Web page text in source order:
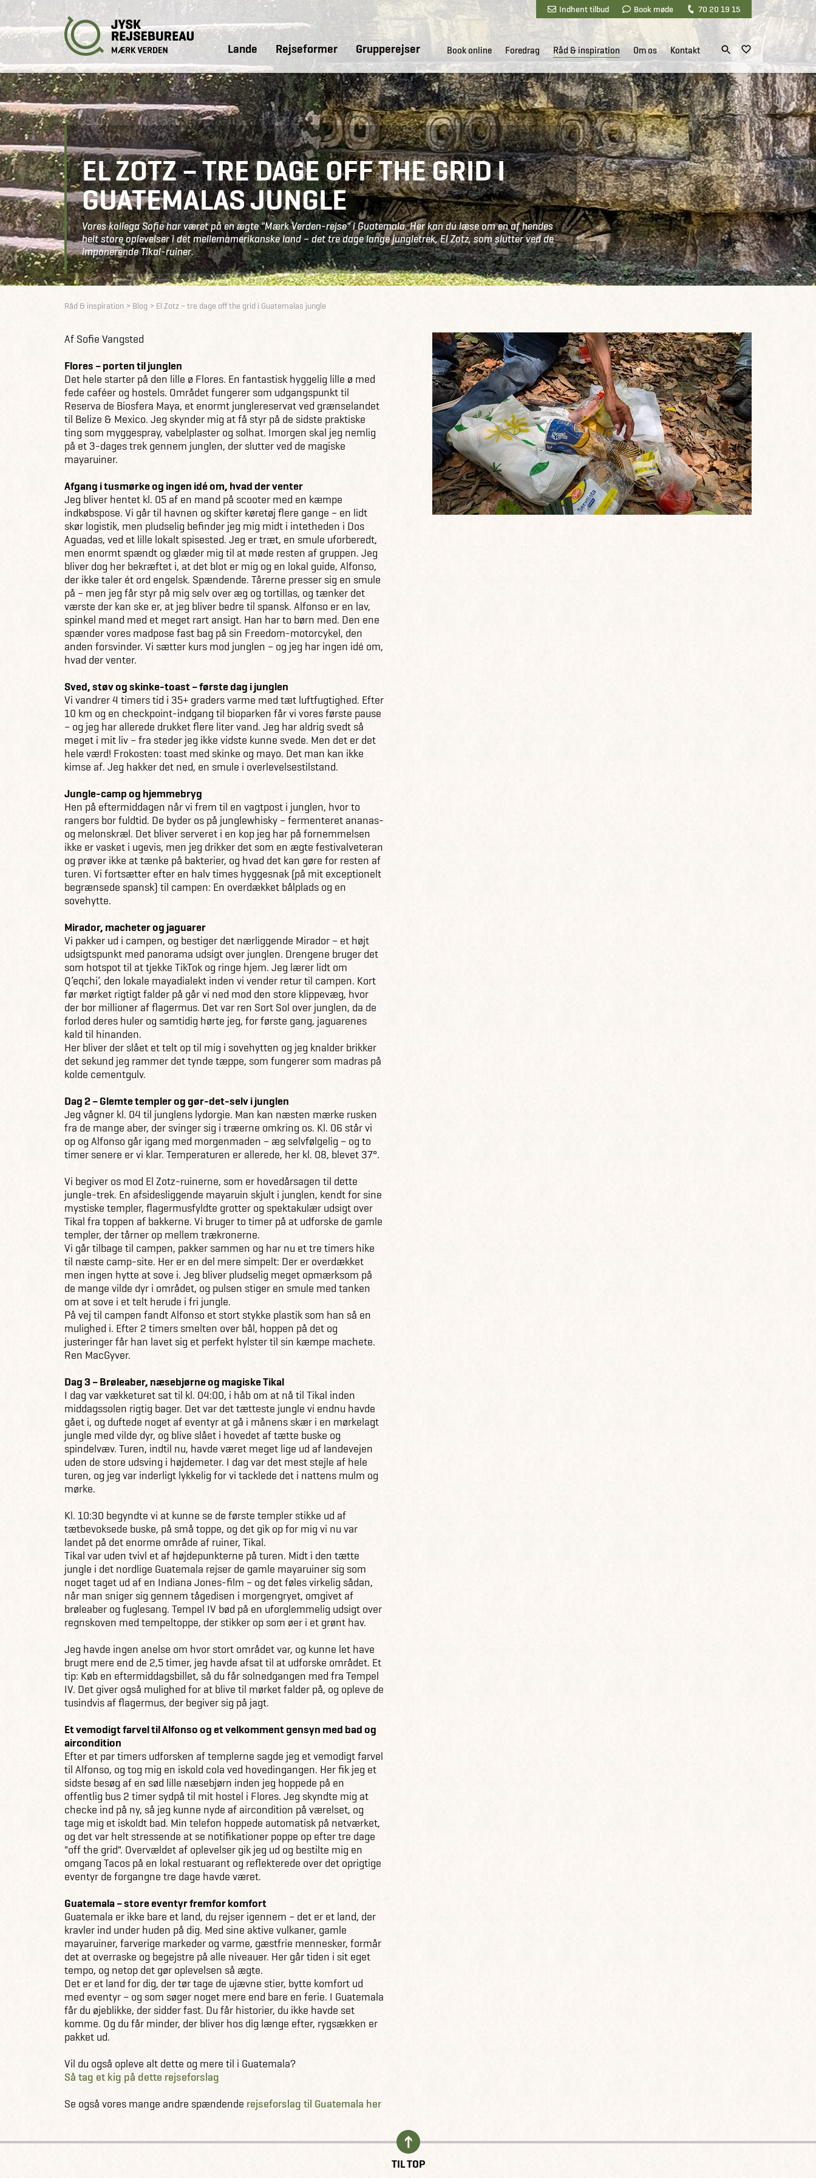
Indhent tilbud Book møde 70 20 19 15
Lande Rejseformer Grupperejser Book online Foredrag Råd & inspiration Om os Kontakt
EL ZOTZ – TRE DAGE OFF THE GRID I
GUATEMALAS JUNGLE
Vores kollega Sofie har været på en ægte "Mærk Verden-rejse" i Guatemala. Her kan du læse om en af hendes
helt store oplevelser i det mellemamerikanske land – det tre dage lange jungletrek, El Zotz, som slutter ved de
imponerende Tikal-ruiner.
Råd & inspiration Blog El Zotz – tre dage off the grid i Guatemalas jungle
Af Sofie Vangsted
Flores – porten til junglen
Det hele starter på den lille ø Flores. En fantastisk hyggelig lille ø med
fede caféer og hostels. Området fungerer som udgangspunkt til
Reserva de Biosfera Maya, et enormt junglereservat ved grænselandet
til Belize & Mexico. Jeg skynder mig at få styr på de sidste praktiske
ting som myggespray, vabelplaster og solhat. Imorgen skal jeg nemlig
på et 3-dages trek gennem junglen, der slutter ved de magiske
mayaruiner.
Afgang i tusmørke og ingen idé om, hvad der venter
Jeg bliver hentet kl. 05 af en mand på scooter med en kæmpe
indkøbspose. Vi går til havnen og skifter køretøj flere gange – en lidt
skør logistik, men pludselig befinder jeg mig midt i intetheden i Dos
Aguadas, ved et lille lokalt spisested. Jeg er træt, en smule uforberedt,
men enormt spændt og glæder mig til at møde resten af gruppen. Jeg
bliver dog her bekræftet i, at det blot er mig og en lokal guide, Alfonso,
der ikke taler ét ord engelsk. Spændende. Tårerne presser sig en smule
på – men jeg får styr på mig selv over æg og tortillas, og tænker det
værste der kan ske er, at jeg bliver bedre til spansk. Alfonso er en lav,
spinkel mand med et meget rart ansigt. Han har to børn med. Den ene
spænder vores madpose fast bag på sin Freedom-motorcykel, den
anden forsvinder. Vi sætter kurs mod junglen – og jeg har ingen idé om,
hvad der venter.
Sved, støv og skinke-toast – første dag i junglen
Vi vandrer 4 timers tid i 35+ graders varme med tæt luftfugtighed. Efter
10 km og en checkpoint-indgang til bioparken får vi vores første pause
– og jeg har allerede drukket flere liter vand. Jeg har aldrig svedt så
meget i mit liv – fra steder jeg ikke vidste kunne svede. Men det er det
hele værd! Frokosten: toast med skinke og mayo. Det man kan ikke
kimse af. Jeg hakker det ned, en smule i overlevelsestilstand.
Jungle-camp og hjemmebryg
Hen på eftermiddagen når vi frem til en vagtpost i junglen, hvor to
rangers bor fuldtid. De byder os på junglewhisky – fermenteret ananas-
og melonskræl. Det bliver serveret i en kop jeg har på fornemmelsen
ikke er vasket i ugevis, men jeg drikker det som en ægte festivalveteran
og prøver ikke at tænke på bakterier, og hvad det kan gøre for resten af
turen. Vi fortsætter efter en halv times hyggesnak (på mit exceptionelt
begrænsede spansk) til campen: En overdækket bålplads og en
sovehytte.
Mirador, macheter og jaguarer
Vi pakker ud i campen, og bestiger det nærliggende Mirador – et højt
udsigtspunkt med panorama udsigt over junglen. Drengene bruger det
som hotspot til at tjekke TikTok og ringe hjem. Jeg lærer lidt om
Q’eqchi’, den lokale mayadialekt inden vi vender retur til campen. Kort
før mørket rigtigt falder på går vi ned mod den store klippevæg, hvor
der bor millioner af flagermus. Det var ren Sort Sol over junglen, da de
forlod deres huler og samtidig hørte jeg, for første gang, jaguarenes
kald til hinanden.
Her bliver der slået et telt op til mig i sovehytten og jeg knalder brikker
det sekund jeg rammer det tynde tæppe, som fungerer som madras på
kolde cementgulv.
Dag 2 – Glemte templer og gør-det-selv i junglen
Jeg vågner kl. 04 til junglens lydorgie. Man kan næsten mærke rusken
fra de mange aber, der svinger sig i træerne omkring os. Kl. 06 står vi
op og Alfonso går igang med morgenmaden – æg selvfølgelig – og to
timer senere er vi klar. Temperaturen er allerede, her kl. 08, blevet 37°.
Vi begiver os mod El Zotz-ruinerne, som er hovedårsagen til dette
jungle-trek. En afsidesliggende mayaruin skjult i junglen, kendt for sine
mystiske templer, flagermusfyldte grotter og spektakulær udsigt over
Tikal fra toppen af bakkerne. Vi bruger to timer på at udforske de gamle
templer, der tårner op mellem trækronerne.
Vi går tilbage til campen, pakker sammen og har nu et tre timers hike
til næste camp-site. Her er en del mere simpelt: Der er overdækket
men ingen hytte at sove i. Jeg bliver pludselig meget opmærksom på
de mange vilde dyr i området, og pulsen stiger en smule med tanken
om at sove i et telt herude i fri jungle.
På vej til campen fandt Alfonso et stort stykke plastik som han så en
mulighed i. Efter 2 timers smelten over bål, hoppen på det og
justeringer får han lavet sig et perfekt hylster til sin kæmpe machete.
Ren MacGyver.
Dag 3 – Brøleaber, næsebjørne og magiske Tikal
I dag var vækketuret sat til kl. 04:00, i håb om at nå til Tikal inden
middagssolen rigtig bager. Det var det tætteste jungle vi endnu havde
gået i, og duftede noget af eventyr at gå i månens skær i en mørkelagt
jungle med vilde dyr, og blive slået i hovedet af tætte buske og
spindelvæv. Turen, indtil nu, havde været meget lige ud af landevejen
uden de store udsving i højdemeter. I dag var det mest stejle af hele
turen, og jeg var inderligt lykkelig for vi tacklede det i nattens mulm og
mørke.
Kl. 10:30 begyndte vi at kunne se de første templer stikke ud af
tætbevoksede buske, på små toppe, og det gik op for mig vi nu var
landet på det enorme område af ruiner, Tikal.
Tikal var uden tvivl et af højdepunkterne på turen. Midt i den tætte
jungle i det nordlige Guatemala rejser de gamle mayaruiner sig som
noget taget ud af en Indiana Jones-film – og det føles virkelig sådan,
når man sniger sig gennem tågedisen i morgengryet, omgivet af
brøleaber og fuglesang. Tempel IV bød på en uforglemmelig udsigt over
regnskoven med tempeltoppe, der stikker op som øer i et grønt hav.
Jeg havde ingen anelse om hvor stort området var, og kunne let have
brugt mere end de 2,5 timer, jeg havde afsat til at udforske området. Et
tip: Køb en eftermiddagsbillet, så du får solnedgangen med fra Tempel
IV. Det giver også mulighed for at blive til mørket falder på, og opleve de
tusindvis af flagermus, der begiver sig på jagt.
Et vemodigt farvel til Alfonso og et velkomment gensyn med bad og
aircondition
Efter et par timers udforsken af templerne sagde jeg et vemodigt farvel
til Alfonso, og tog mig en iskold cola ved hovedingangen. Her fik jeg et
sidste besøg af en sød lille næsebjørn inden jeg hoppede på en
offentlig bus 2 timer sydpå til mit hostel i Flores. Jeg skyndte mig at
checke ind på ny, så jeg kunne nyde af aircondition på værelset, og
tage mig et iskoldt bad. Min telefon hoppede automatisk på netværket,
og det var helt stressende at se notifikationer poppe op efter tre dage
"off the grid". Overvældet af oplevelser gik jeg ud og bestilte mig en
omgang Tacos på en lokal restuarant og reflekterede over det oprigtige
eventyr de forgangne tre dage havde været.
Guatemala – store eventyr fremfor komfort
Guatemala er ikke bare et land, du rejser igennem – det er et land, der
kravler ind under huden på dig. Med sine aktive vulkaner, gamle
mayaruiner, farverige markeder og varme, gæstfrie mennesker, formår
det at overraske og begejstre på alle niveauer. Her går tiden i sit eget
tempo, og netop det gør oplevelsen så ægte.
Det er et land for dig, der tør tage de ujævne stier, bytte komfort ud
med eventyr – og som søger noget mere end bare en ferie. I Guatemala
får du øjeblikke, der sidder fast. Du får historier, du ikke havde set
komme. Og du får minder, der bliver hos dig længe efter, rygsækken er
pakket ud.
Vil du også opleve alt dette og mere til i Guatemala?
Så tag et kig på dette rejseforslag
Se også vores mange andre spændende rejseforslag til Guatemala her
TIL TOP